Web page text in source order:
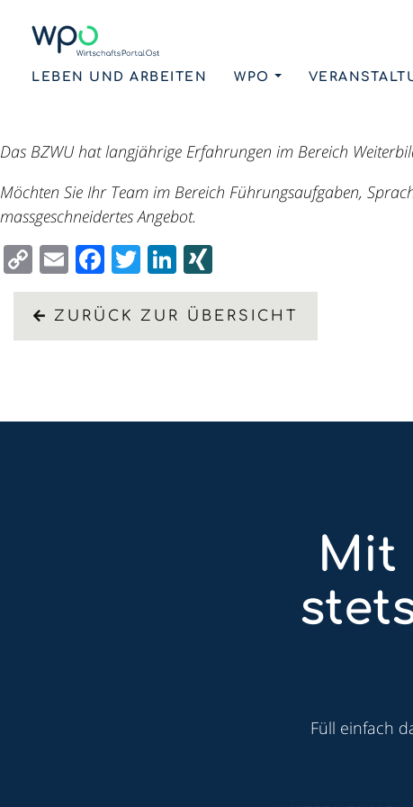
LEBEN UND ARBEITEN WPO
Das BZWU hat langjährige Erfahrungen im Bereich
Möchten Sie Ihr Team im Bereich Führungsaufgaben,
massgeschneidertes Angebot.
Copy
Link
EmailFacebook
TwitterLinkedIn
ZURÜCK ZUR ÜBERSICHT
Mit
Füll einfach